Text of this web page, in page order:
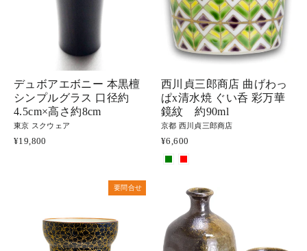
デュボアエボニー 本黒檀
シンプルグラス 口径約
4.5cm×高さ約8cm
東京 スクウェア
¥19,800
西川貞三郎商店 曲げわっ
ぱx清水焼 ぐい呑 彩万華
鏡紋 約90ml
京都 西川貞三郎商店
¥6,600
要問合せ